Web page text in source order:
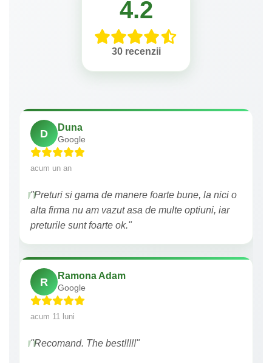
4.2
30 recenzii
D
Duna
Google
acum un an
"Preturi si gama de manere foarte bune, la nici o
alta firma nu am vazut asa de multe optiuni, iar
preturile sunt foarte ok."
R
Ramona Adam
Google
acum 11 luni
"Recomand. The best!!!!!"